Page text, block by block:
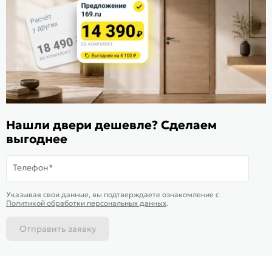
В корзину-27 555 ₽ Купить в 1 клик
Расскажите о нас
Поделиться
Оцените магазин
ИКС 1340
© 2010—2026 Склад Дверей 169.RU
Пользовательское соглашение
Политика обработки персональных данных
Нашли двери дешевле? Сделаем
выгоднее
Телефон*
Указывая свои данные, вы подтверждаете ознакомление c
Политикой обработки персональных данных.
Отправить заявку